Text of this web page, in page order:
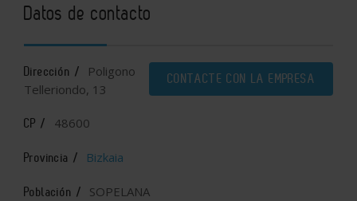
Datos de contacto
CONTACTE CON LA EMPRESA
Dirección /
Poligono
Telleriondo, 13
CP / 48600
Provincia / Bizkaia
Población / SOPELANA